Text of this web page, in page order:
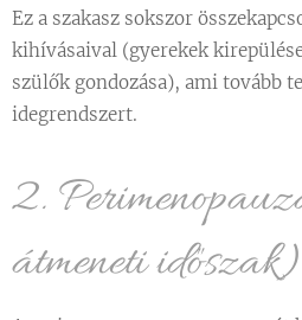
Ez a szakasz sokszor
kihívásaival (gyerekek
szülők gondozása), ami tovább
idegrendszert.
2.
átmeneti időszak)